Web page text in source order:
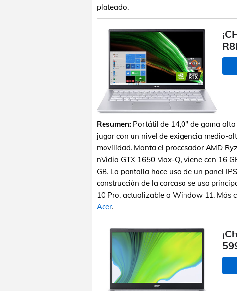
plateado.
Resumen: Portátil de 14,0" de gama
jugar con un nivel de exigencia medio-
movilidad. Monta el procesador AMD
nVidia GTX 1650 Max-Q, viene con 16
GB. La pantalla hace uso de un panel
construcción de la carcasa se usa
10 Pro, actualizable a Window 11. Más
Acer.